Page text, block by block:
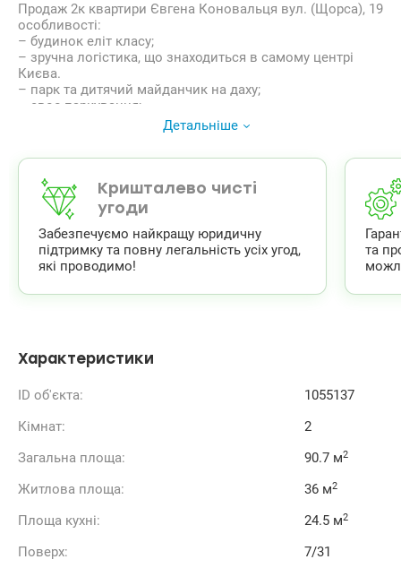
Продаж 2к квартири Євгена Коновальця вул. (Щорса), 19
особливості:
– будинок еліт класу;
– зручна логістика, що знаходиться в самому центрі
Києва.
– парк та дитячий майданчик на даху;
– своє паркування;
– Свій спортивний зал;
– у кожній квартирі буде міжповерхова та міжквартирна
звукоізоляція;
– закритий двір під цілодобовою охороною та
відеоспостереженням;
– стелі 3 метри;
– У парі хвилин від будинку 2 супермаркети – «Сільпо»
та «ЕКО Маркет».
044 200 10 80
valion.ua/1055137
Детальніше
Кришталево чисті
угоди
Забезпечуємо найкращу юридичну
підтримку та повну легальність усіх угод,
які проводимо!
та
Характеристики
ID об'єкта:
1055137
Кімнат:
2
Загальна площа:
90.7 м2
Житлова площа: 36 м2
Площа кухні: 24.5 м2
Поверх:
7/31